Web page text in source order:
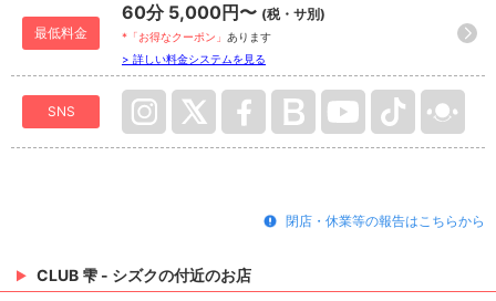
最低料金
60分 5,000円〜 (税・サ別)
*「お得なクーポン」 あります
> 詳しい料金システムを見る
SNS
閉店・休業等の報告はこちらから
CLUB 雫 - シズクの付近のお店